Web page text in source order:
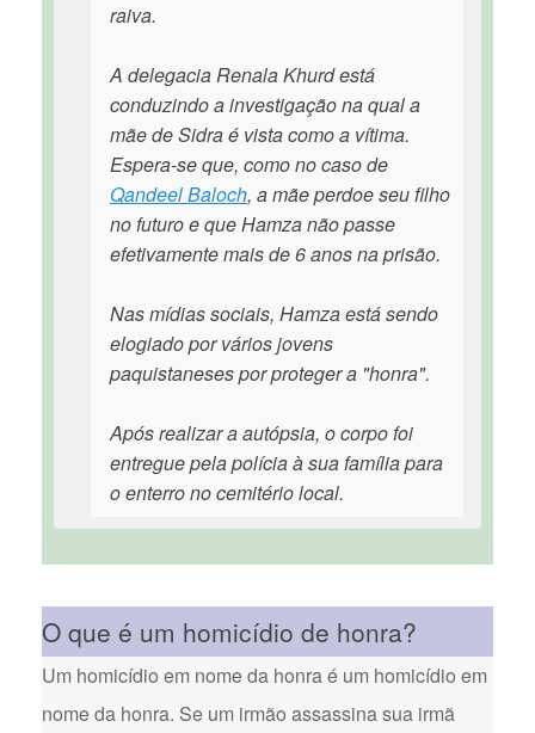
raiva.
A delegacia Renala Khurd está
conduzindo a investigação na qual a
mãe de Sidra é vista como a vítima.
Espera-se que, como no caso de
Qandeel Baloch, a mãe perdoe seu filho
no futuro e que Hamza não passe
efetivamente mais de 6 anos na prisão.
Nas mídias sociais, Hamza está sendo
elogiado por vários jovens
paquistaneses por proteger a "honra".
Após realizar a autópsia, o corpo foi
entregue pela polícia à sua família para
o enterro no cemitério local.
O que é um homicídio de honra?
Um homicídio em nome da honra é um homicídio em
nome da honra. Se um irmão assassina sua irmã